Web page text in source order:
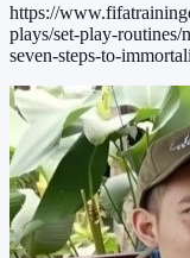
https://
plays/set-play-
seven-steps-to-